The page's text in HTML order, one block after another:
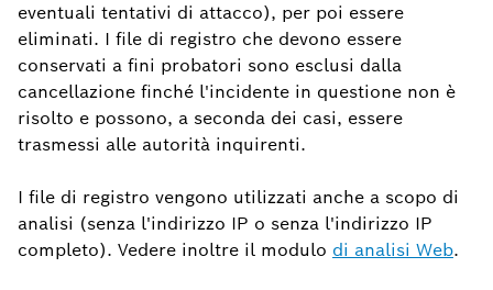
eventuali tentativi di attacco), per poi essere
eliminati. I file di registro che devono essere
conservati a fini probatori sono esclusi dalla
cancellazione finché l'incidente in questione non è
risolto e possono, a seconda dei casi, essere
trasmessi alle autorità inquirenti.
I file di registro vengono utilizzati anche a scopo di
analisi (senza l'indirizzo IP o senza l'indirizzo IP
completo). Vedere inoltre il modulo di analisi Web.